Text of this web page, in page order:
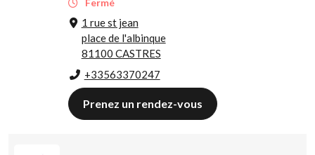
1 rue st jean
place de l'albinque
81100 CASTRES
+33563370247
Prenez un rendez-vous